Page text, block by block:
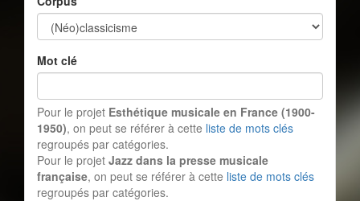
Mot clé
Pour le projet Esthétique musicale en France (1900-
1950), on peut se référer à cette liste de mots clés
regroupés par catégories.
Pour le projet Jazz dans la presse musicale
française, on peut se référer à cette liste de mots clés
regroupés par catégories.